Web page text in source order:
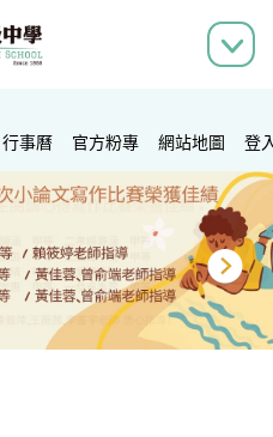
行事曆 官方粉專 網站地圖 登